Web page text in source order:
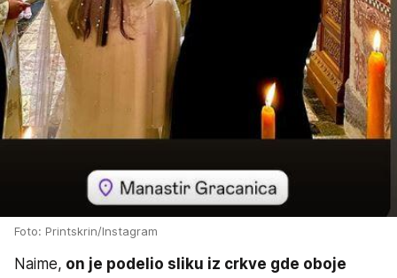
Foto: Printskrin/Instagram
Naime, on je podelio sliku iz crkve gde oboje